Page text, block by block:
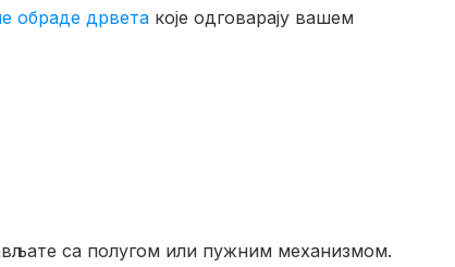
обраде дрвета које одговарају вашем
са полугом или пужним механизмом.